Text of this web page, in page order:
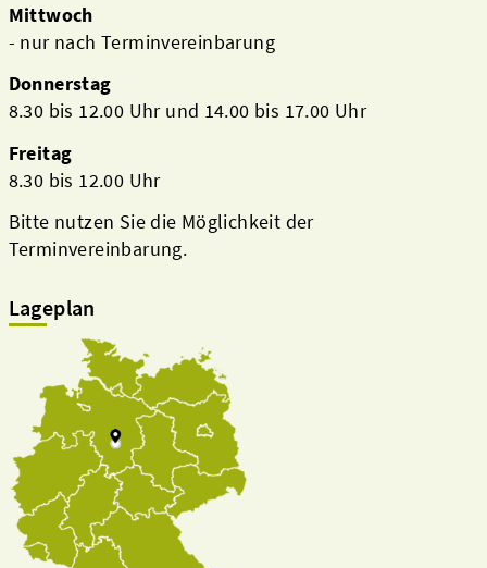
Mittwoch
- nur nach Terminvereinbarung
Donnerstag
8.30 bis 12.00 Uhr und 14.00 bis 17.00 Uhr
Freitag
8.30 bis 12.00 Uhr
Bitte nutzen Sie die Möglichkeit der
Terminvereinbarung.
Lageplan